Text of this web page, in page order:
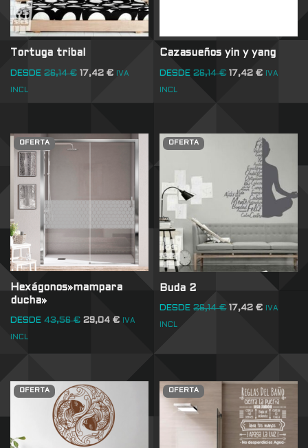
Tortuga tribal
DESDE 26,14€ 17,42 € IVA
INCL
Cazasueños yin y yang
DESDE 26,14€ 17,42€ IVA
INCL
OFERTA
Hexágonos»mampara
ducha»
DESDE 43,56€ 29,04 € IVA
INCL
OFERTA
Buda 2
DESDE 26,14€ 17,42€ IVA
INCL
OFERTA OFERTA